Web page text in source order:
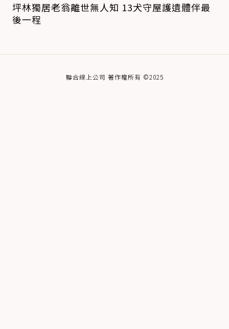
坪林獨居老翁離世無人知 13犬守屋護遺體伴最
後一程
聯合線上公司 著作權所有 ©2025